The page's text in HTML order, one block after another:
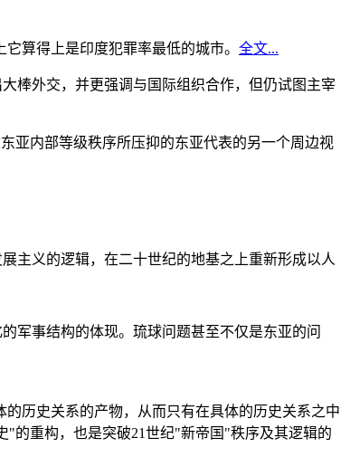
算得上是印度犯罪率最低的城市。 全文...
棒外交，并更强调与国际组织合作，但仍试图主宰
亚内部等级秩序所压抑的东亚代表的另一个周边视
主义的逻辑，在二十世纪的地基之上重新形成以人
军事结构的体现。琉球问题甚至不仅是东亚的问
历史关系的产物，从而只有在具体的历史关系之中
的重构，也是突破21世纪"新帝国"秩序及其逻辑的